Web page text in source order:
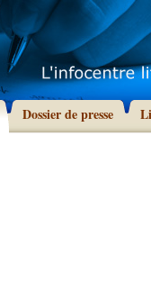
Dossier de presse